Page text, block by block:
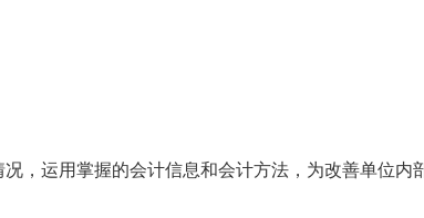
，运用掌握的会计信息和会计方法，为改善单位内